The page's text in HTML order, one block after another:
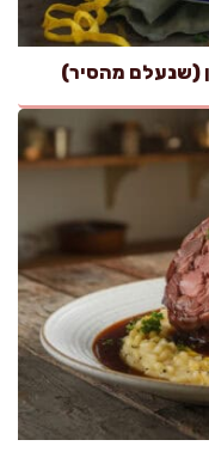
(שנעלם מהסיר)